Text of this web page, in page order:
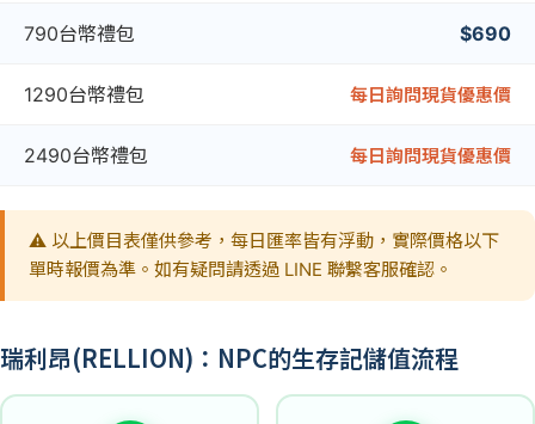
790台幣禮包 $690
1290台幣禮包 每日詢問現貨優惠價
2490台幣禮包 每日詢問現貨優惠價
⚠️ 以上價目表僅供參考，每日匯率皆有浮動，實際價格以下
單時報價為準。如有疑問請透過 LINE 聯繫客服確認。
瑞利昂(RELLION)：NPC的生存記儲值流程